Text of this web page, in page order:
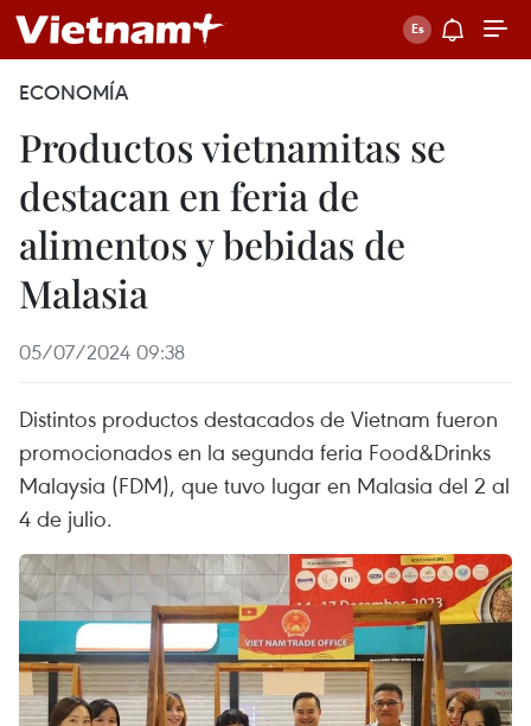
ECONOMÍA
Productos vietnamitas se
destacan en feria de
alimentos y bebidas de
Malasia
05/07/2024 09:38
Distintos productos destacados de Vietnam fueron
promocionados en la segunda feria Food&Drinks
Malaysia (FDM), que tuvo lugar en Malasia del 2 al
4 de julio.